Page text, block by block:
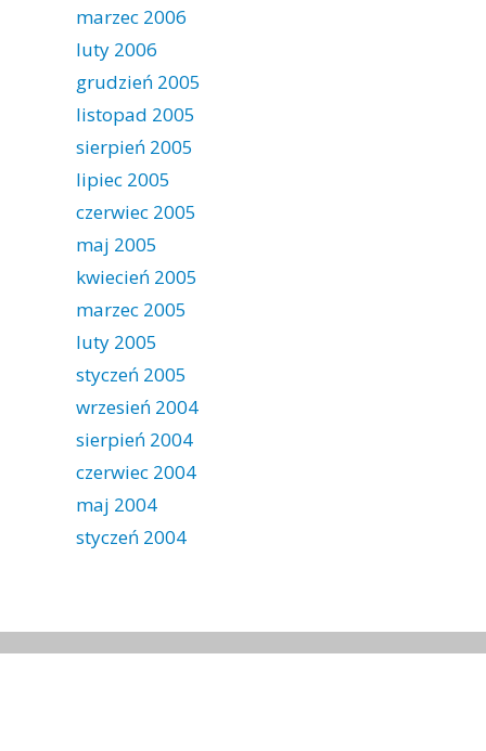
marzec 2006
luty 2006
grudzień 2005
listopad 2005
sierpień 2005
lipiec 2005
czerwiec 2005
maj 2005
kwiecień 2005
marzec 2005
luty 2005
styczeń 2005
wrzesień 2004
sierpień 2004
czerwiec 2004
maj 2004
styczeń 2004